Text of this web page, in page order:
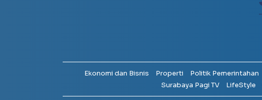
Ekonomi dan Bisnis Properti Politik Pemerintahan
Surabaya Pagi TV
LifeStyle